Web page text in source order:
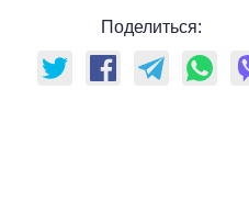
Поделиться: